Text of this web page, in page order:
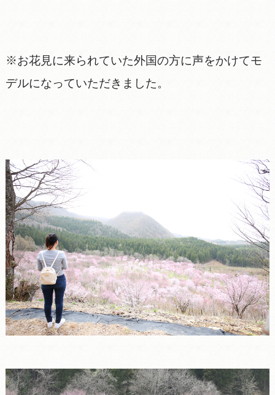
※お花見に来られていた外国の方に声をかけてモ
デルになっていただきました。